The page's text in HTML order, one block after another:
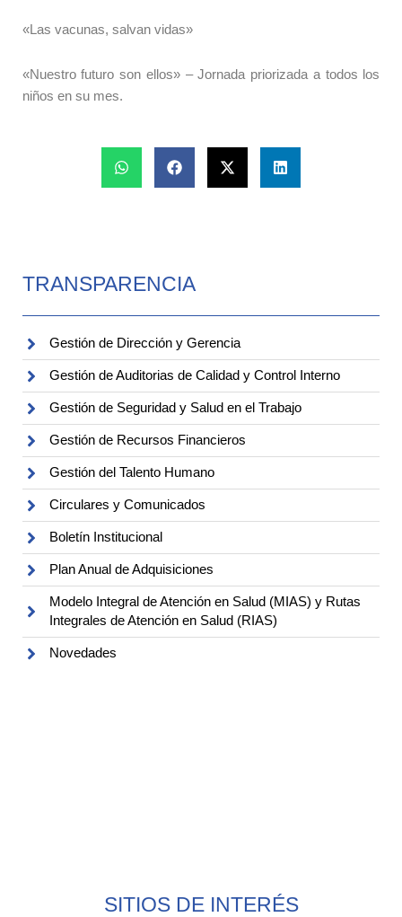
«Las vacunas, salvan vidas»
«Nuestro futuro son ellos» – Jornada priorizada a todos los
niños en su mes.
TRANSPARENCIA
Gestión de Dirección y Gerencia
Gestión de Auditorias de Calidad y Control Interno
Gestión de Seguridad y Salud en el Trabajo
Gestión de Recursos Financieros
Gestión del Talento Humano
Circulares y Comunicados
Boletín Institucional
Plan Anual de Adquisiciones
Modelo Integral de Atención en Salud (MIAS) y Rutas
Integrales de Atención en Salud (RIAS)
Novedades
SITIOS DE INTERÉS